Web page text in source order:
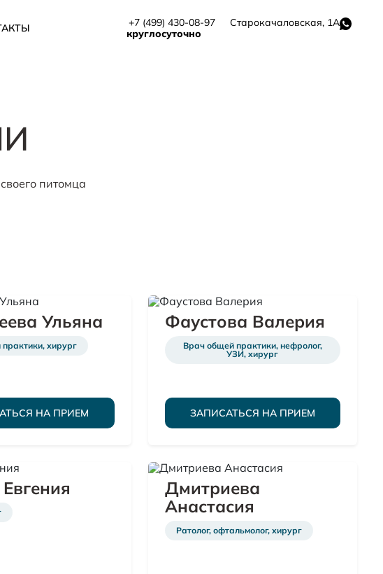
+7 (499) 430-08-97
круглосуточно
Старокачаловская, 1А
питомца
Ульяна
хирург
НА ПРИЕМ
Фаустова Валерия
Врач общей практики, нефролог,
УЗИ, хирург
ЗАПИСАТЬСЯ НА ПРИЕМ
Дмитриева
Анастасия
Ратолог, офтальмолог, хирург